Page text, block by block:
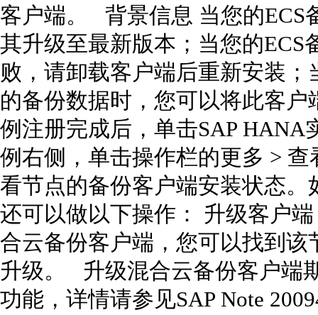
客户端。 背景信息 当您的ECS
其升级至最新版本；当您的
败，请卸载客户端后重新安装
的备份数据时，您可以将此客
例注册完成后，单击SAP HANA
例右侧，单击操作栏的更多 >
看节点的备份客户端安装状态
还可以做以下操作： 升级客户
合云备份客户端，您可以找到
升级。 升级混合云备份客户端
功能，详情请参见SAP Note